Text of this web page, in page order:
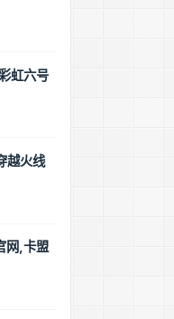
虹六号
越火线
网,卡盟